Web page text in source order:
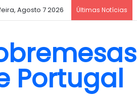
Agosto 7 2026 Últimas Notícias
Portugal